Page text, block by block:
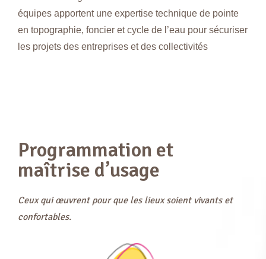
équipes apportent une expertise technique de pointe
en topographie, foncier et cycle de l’eau pour sécuriser
les projets des entreprises et des collectivités
Programmation et
maîtrise d’usage
Ceux qui œuvrent pour que les lieux soient vivants et
confortables.